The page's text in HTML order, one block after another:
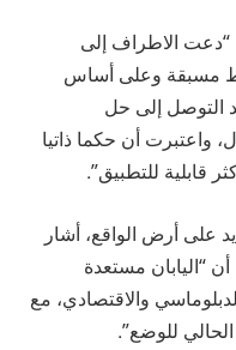
“دعت الاطراف إلى
مسبقة وعلى أساس
التوصل إلى حل
واعتبرت أن حكما ذاتيا
قابلية للتطبيق”.
على أرض الواقع، أشار
“اليابان مستعدة
والاقتصادي، مع
الحالي للوضع”.